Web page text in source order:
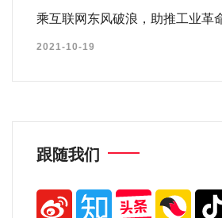
乘互联网东风破浪，助推工业革
2021-10-19
跟随我们